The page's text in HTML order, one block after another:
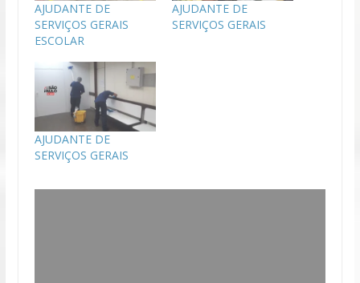
AJUDANTE DE
SERVIÇOS GERAIS
ESCOLAR
AJUDANTE DE
SERVIÇOS GERAIS
AJUDANTE DE
SERVIÇOS GERAIS